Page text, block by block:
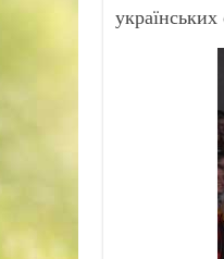
українських